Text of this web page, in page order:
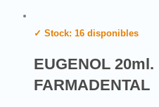
✓ Stock: 16 disponibles
EUGENOL 20ml.
FARMADENTAL